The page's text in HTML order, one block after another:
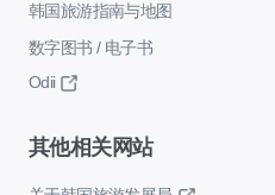
韩国旅游指南与地图
数字图书 / 电子书
Odii
其他相关网站